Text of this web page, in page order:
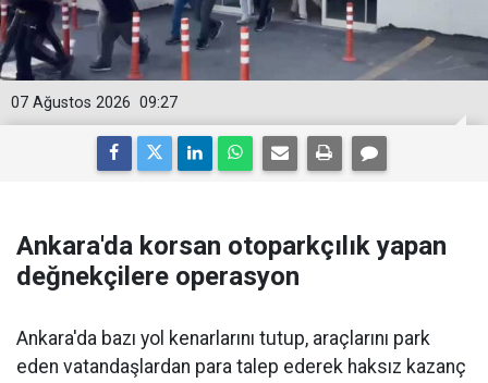
09:27
07 Ağustos 2026
Ankara'da korsan otoparkçılık yapan
değnekçilere operasyon
Ankara'da bazı yol kenarlarını tutup, araçlarını park
eden vatandaşlardan para talep ederek haksız kazanç